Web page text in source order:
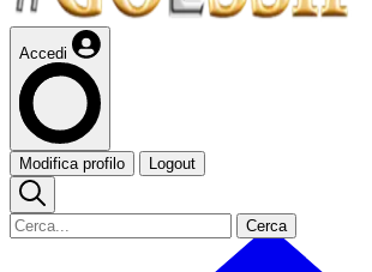
Accedi
Modifica profilo Logout
Cerca